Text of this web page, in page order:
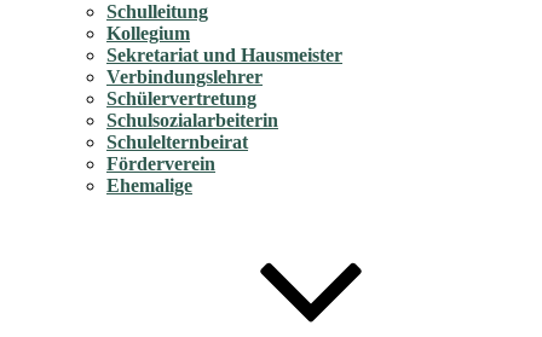
Schulleitung
Kollegium
Sekretariat und Hausmeister
Verbindungslehrer
Schülervertretung
Schulsozialarbeiterin
Schulelternbeirat
Förderverein
Ehemalige